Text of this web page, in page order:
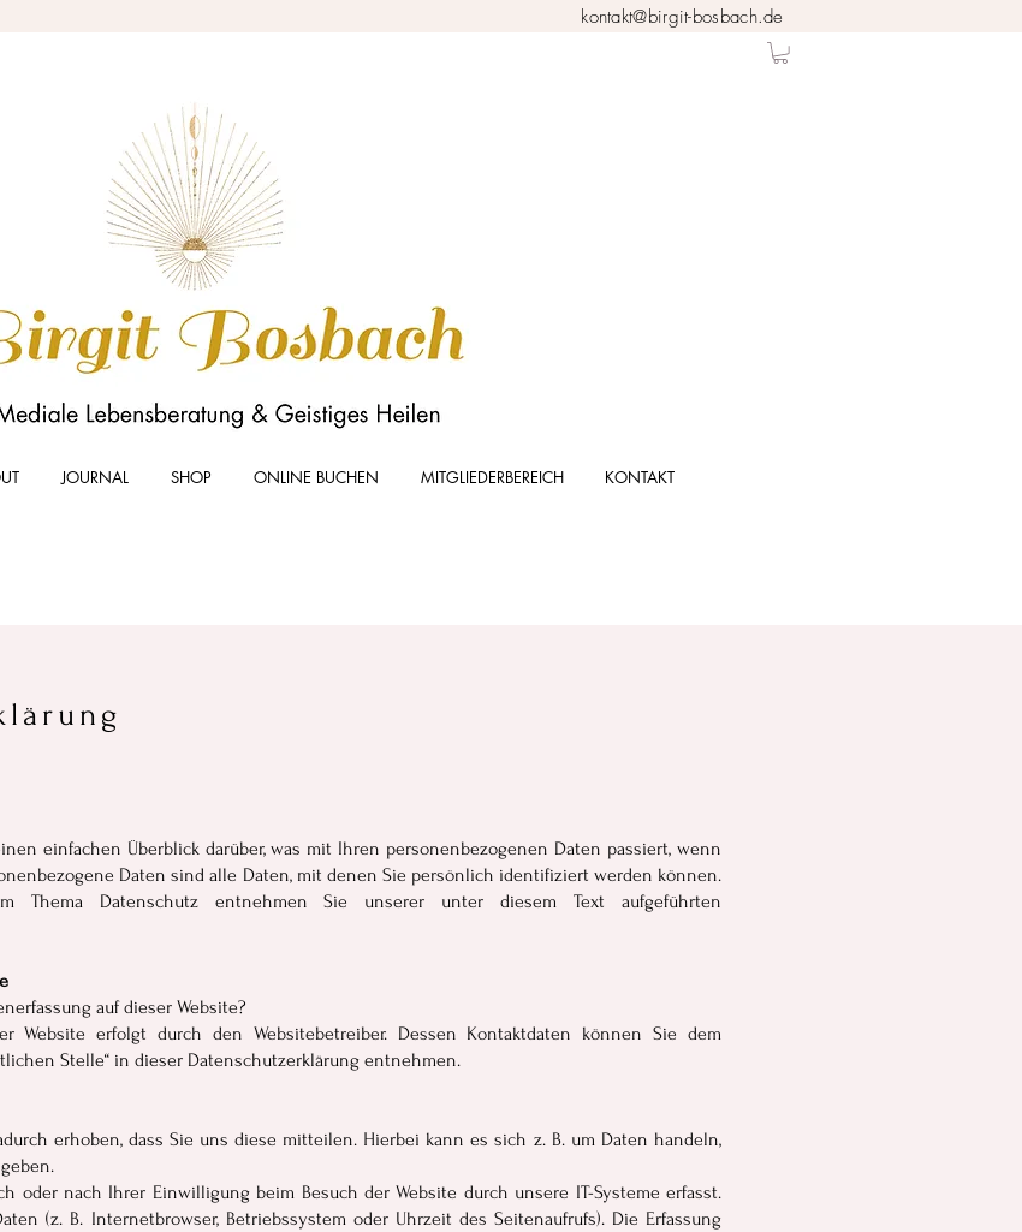
kontakt@birgit-bosbach.de
JOURNAL SHOP ONLINE BUCHEN MITGLIEDERBEREICH KONTAKT
einfachen Überblick darüber, was mit Ihren personenbezogenen Daten passiert, wenn
Daten sind alle Daten, mit denen Sie persönlich identifiziert werden können.
Thema Datenschutz entnehmen Sie unserer unter diesem Text aufgeführten
auf dieser Website?
Website erfolgt durch den Websitebetreiber. Dessen Kontaktdaten können Sie dem
Stelle“ in dieser Datenschutzerklärung entnehmen.
erhoben, dass Sie uns diese mitteilen. Hierbei kann es sich z. B. um Daten handeln,
oder nach Ihrer Einwilligung beim Besuch der Website durch unsere IT-Systeme erfasst.
(z. B. Internetbrowser, Betriebssystem oder Uhrzeit des Seitenaufrufs). Die Erfassung